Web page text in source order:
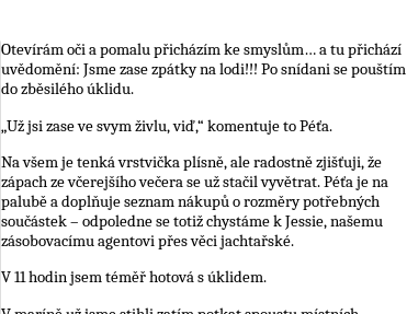
Otevírám oči a pomalu přicházím ke smyslům… a tu přichází
uvědomění: Jsme zase zpátky na lodi!!! Po snídani se pouštím
do zběsilého úklidu.
„Už jsi zase ve svym živlu, viď,“ komentuje to Péťa.
Na všem je tenká vrstvička plísně, ale radostně zjišťuji, že
zápach ze včerejšího večera se už stačil vyvětrat. Péťa je na
palubě a doplňuje seznam nákupů o rozměry potřebných
součástek – odpoledne se totiž chystáme k Jessie, našemu
zásobovacímu agentovi přes věci jachtařské.
V 11 hodin jsem téměř hotová s úklidem.